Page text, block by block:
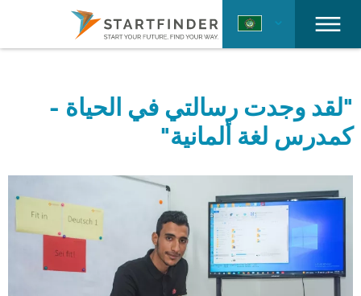
"لقد وجدت رسالتي في الحياة -
كمدرس لغة ألمانية"